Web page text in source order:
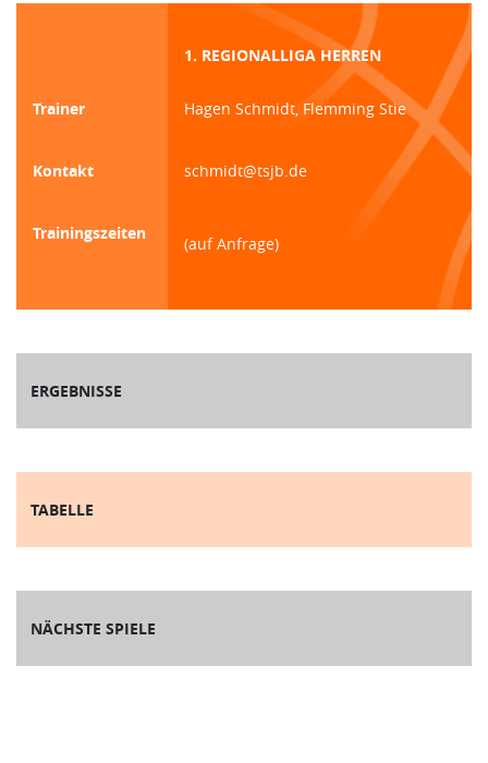
1. REGIONALLIGA HERREN
Trainer Hagen Schmidt, Flemming Stie
Kontakt schmidt@tsjb.de
Trainingszeiten
(auf Anfrage)
ERGEBNISSE
TABELLE
NÄCHSTE SPIELE